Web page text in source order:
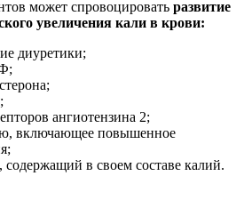
может спровоцировать развитие
увеличения кали в крови:
диуретики;
ангиотензина 2;
включающее повышенное
содержащий в своем составе калий.